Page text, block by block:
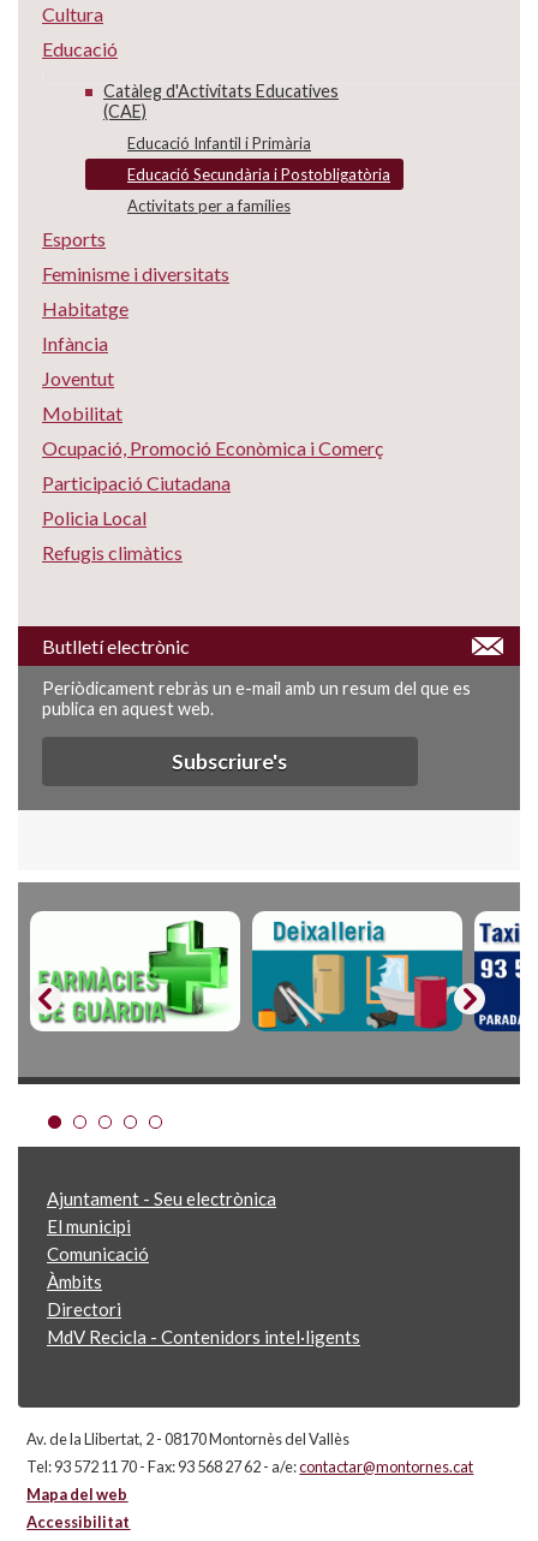
Cultura
Educació
Catàleg d'Activitats Educatives
(CAE)
Educació Infantil i Primària
Educació Secundària i Postobligatòria
Activitats per a famílies
Esports
Feminisme i diversitats
Habitatge
Infància
Joventut
Mobilitat
Ocupació, Promoció Econòmica i Comerç
Participació Ciutadana
Policia Local
Refugis climàtics
Butlletí electrònic
Periòdicament rebràs un e-mail amb un resum del que es
publica en aquest web.
Subscriure's
Ajuntament - Seu electrònica
El municipi
Comunicació
Àmbits
Directori
MdV Recicla - Contenidors intel·ligents
Av. de la Llibertat, 2 - 08170 Montornès del Vallès
Tel: 93 572 11 70 - Fax: 93 568 27 62 - a/e:contactar@montornes.cat
Mapa del web
Accessibilitat